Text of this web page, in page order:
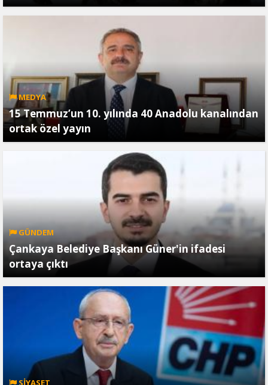
MEDYA
15 Temmuz’un 10. yılında 40 Anadolu kanalından
ortak özel yayın
GÜNDEM
Çankaya Belediye Başkanı Güner'in ifadesi
ortaya çıktı
SİYASET